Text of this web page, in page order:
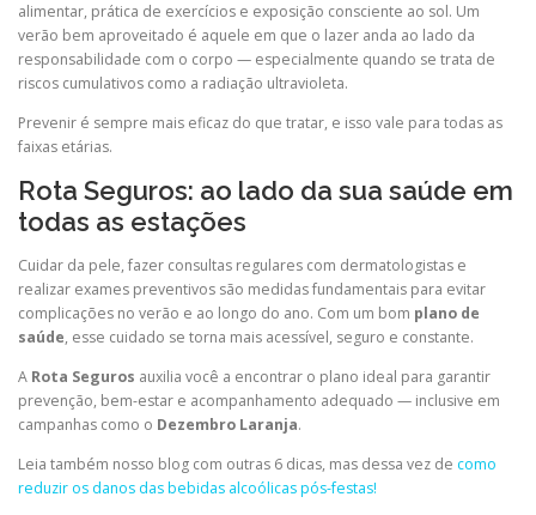
alimentar, prática de exercícios e exposição consciente ao sol. Um
verão bem aproveitado é aquele em que o lazer anda ao lado da
responsabilidade com o corpo — especialmente quando se trata de
riscos cumulativos como a radiação ultravioleta.
Prevenir é sempre mais eficaz do que tratar, e isso vale para todas as
faixas etárias.
Rota Seguros: ao lado da sua saúde em
todas as estações
Cuidar da pele, fazer consultas regulares com dermatologistas e
realizar exames preventivos são medidas fundamentais para evitar
complicações no verão e ao longo do ano. Com um bom plano de
saúde, esse cuidado se torna mais acessível, seguro e constante.
A Rota Seguros auxilia você a encontrar o plano ideal para garantir
prevenção, bem-estar e acompanhamento adequado — inclusive em
campanhas como o Dezembro Laranja.
Leia também nosso blog com outras 6 dicas, mas dessa vez de como
reduzir os danos das bebidas alcoólicas pós-festas!